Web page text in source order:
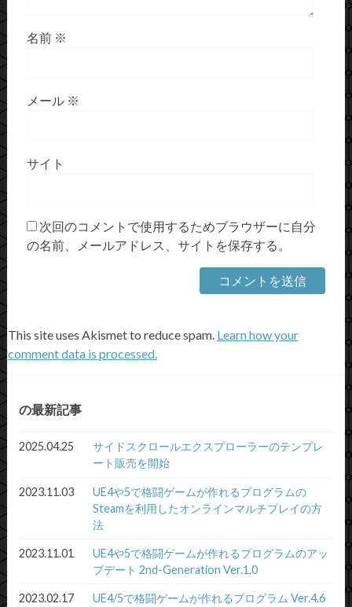
名前 ※
メール ※
サイト
次回のコメントで使用するためブラウザーに自分
の名前、メールアドレス、サイトを保存する。
This site uses Akismet to reduce spam. Learn how your
comment data is processed.
の最新記事
2025.04.25
サイドスクロールエクスプローラーのテンプレ
ート販売を開始
2023.11.03
UE4や5で格闘ゲームが作れるプログラムの
Steamを利用したオンラインマルチプレイの方
法
2023.11.01
UE4や5で格闘ゲームが作れるプログラムのアッ
プデート 2nd-Generation Ver.1.0
2023.02.17
UE4/5で格闘ゲームが作れるプログラム Ver.4.6